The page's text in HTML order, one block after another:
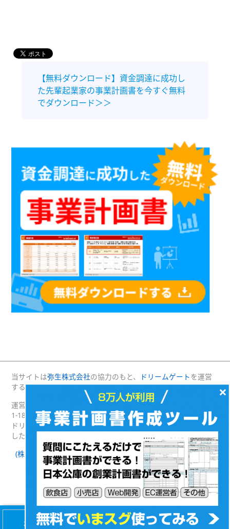
【無料ダウンロード】資金調達に成功し
た先輩起業家の事業計画書を今すぐ無料
でダウンロード＞＞
当サイトは弥生株式会社の協力のもと、 ドリームゲートを運営
する(株)プロジェクトニッポンが運営・管理しています。
運営：(株)プロジェクトニッポン 〒160-0004 東京都新宿区四谷
1-18 綿半野原ビル別館8階
ドリームゲートは経済産業省の後援を受けて2003年4月に発足
した日本最大級の起業支援プラットフォームです。
(株)プロジェクトニッポン 会社概要 ｜ ドリームゲートとは｜
ドリームゲート公式SNSFacebook
Twitter
(c) DREAMGATE PROJECT. ALL RIGHTS RESERVED.
【無料】8万人が利用！
事業計画書カンタン作成
会社設立・経営
マニュアルプレゼント
×